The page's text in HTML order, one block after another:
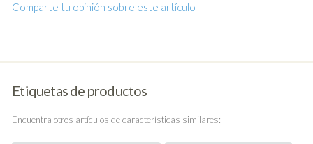
Comparte tu opinión sobre este artículo
Etiquetas de productos
Encuentra otros artículos de características similares: